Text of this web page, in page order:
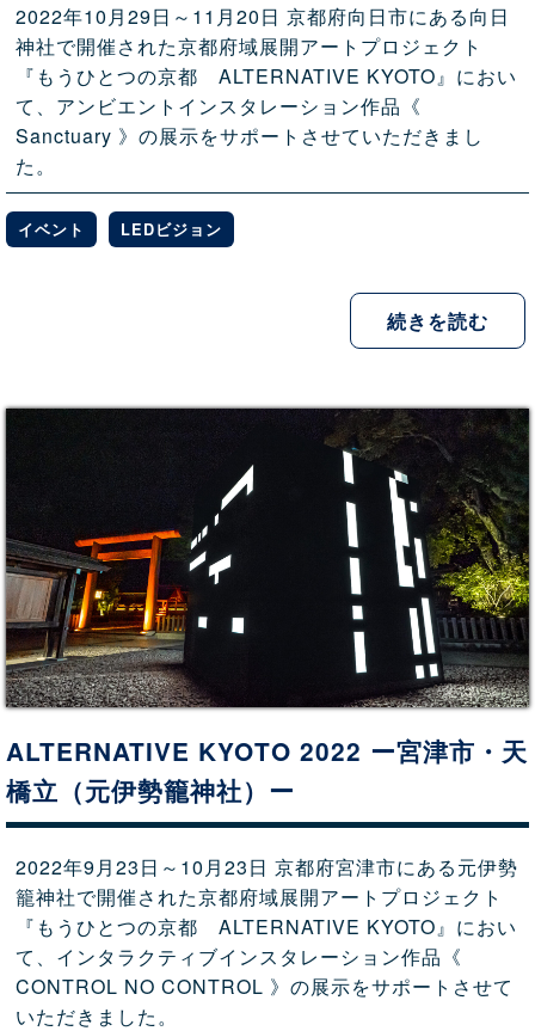
2022年10月29日～11月20日 京都府向日市にある向日
神社で開催された京都府域展開アートプロジェクト
『もうひとつの京都 ALTERNATIVE KYOTO』におい
て、アンビエントインスタレーション作品《
Sanctuary 》の展示をサポートさせていただきまし
た。
イベント LEDビジョン
続きを読む
ALTERNATIVE KYOTO 2022 ー宮津市・天
橋立（元伊勢籠神社）ー
2022年9月23日～10月23日 京都府宮津市にある元伊勢
籠神社で開催された京都府域展開アートプロジェクト
『もうひとつの京都 ALTERNATIVE KYOTO』におい
て、インタラクティブインスタレーション作品《
CONTROL NO CONTROL 》の展示をサポートさせて
いただきました。